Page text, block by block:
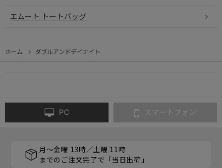
エムート トートバッグ
ホーム ダブルアンドデイナイト
PC スマートフォン
月～金曜 13時／土曜 11時
までのご注文完了で「当日出荷」